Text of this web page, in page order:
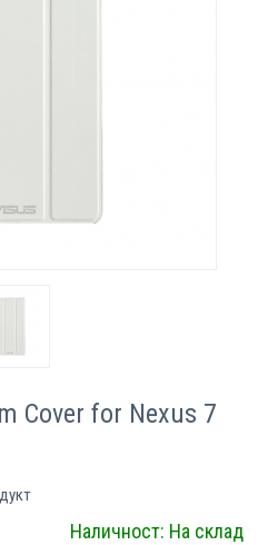
Cover for Nexus 7
Наличност: На склад